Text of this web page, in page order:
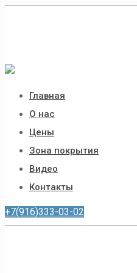
Главная
О нас
Цены
Зона покрытия
Видео
Контакты
+7(916)333-03-02